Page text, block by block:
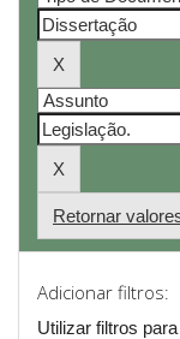
Retornar
Adicionar filtros:
Utilizar filtros